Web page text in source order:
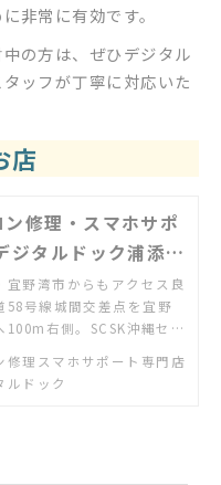
非常に有効です。
の方は、ぜひデジタル
ッフが丁寧に対応いた
店
ン修理・スマホサポ
ジタルドック浦添城
宜野湾市からもアクセス良
58号線城間交差点を宜野
100m右側。SCSK沖縄セン
ホの修理とサポート専門
修理スマホサポート専門店
ルドック